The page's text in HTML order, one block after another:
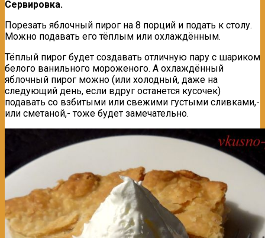
Сервировка.
Порезать яблочный пирог на 8 порций и подать к столу.
Можно подавать его тёплым или охлаждённым.
Тёплый пирог будет создавать отличную пару с шариком
белого ванильного мороженого. А охлаждённый
яблочный пирог можно (или холодный, даже на
следующий день, если вдруг останется кусочек)
подавать со взбитыми или свежими густыми сливками,-
или сметаной,- тоже будет замечательно.